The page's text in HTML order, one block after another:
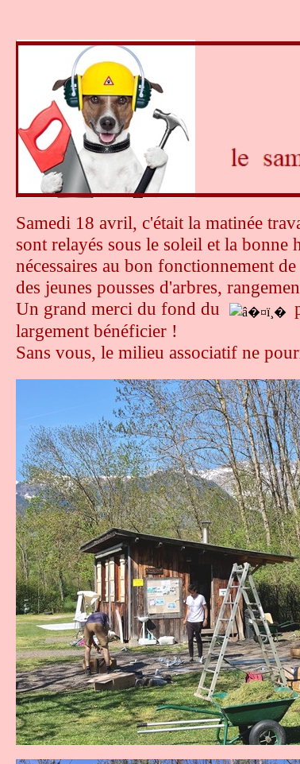
Samedi 18 avril, c'était la matinée
sont relayés sous le soleil et la
nécessaires au bon fonctionnement
des jeunes pousses d'arbres,
Un grand merci du fond du
largement bénéficier !
Sans vous, le milieu associatif ne